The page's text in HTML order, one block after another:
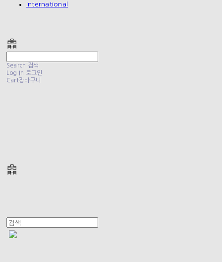
international
Search 검색
Log In 로그인
Cart장바구니